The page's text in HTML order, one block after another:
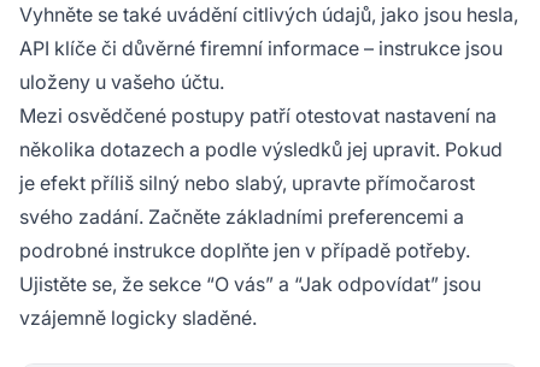
Vyhněte se také uvádění citlivých údajů, jako jsou hesla,
API klíče či důvěrné firemní informace – instrukce jsou
uloženy u vašeho účtu.
Mezi osvědčené postupy patří otestovat nastavení na
několika dotazech a podle výsledků jej upravit. Pokud
je efekt příliš silný nebo slabý, upravte přímočarost
svého zadání. Začněte základními preferencemi a
podrobné instrukce doplňte jen v případě potřeby.
Ujistěte se, že sekce “O vás” a “Jak odpovídat” jsou
vzájemně logicky sladěné.